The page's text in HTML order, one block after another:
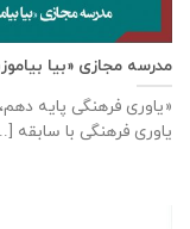
مدرسه مجازی «بیا بیاموزیم» افتتاح
«یاوری فرهنگی پایه
یاوری فرهنگی با سابقه